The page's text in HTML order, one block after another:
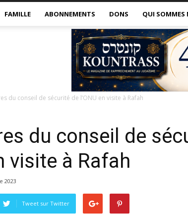
FAMILLE ABONNEMENTS DONS QUI SOMMES
du conseil de sécurité de l’ONU en visite à Rafah
du conseil de
visite à Rafah
2023
Tweet sur Twitter